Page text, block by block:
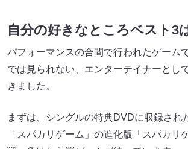
自分の好きなところベスト3
パフォーマンスの合間で行われたゲーム
では見られない、エンターテイナーとし
きました。
まずは、シングルの特典DVDに収録され
「スパカリゲーム」の進化版「スパカリ